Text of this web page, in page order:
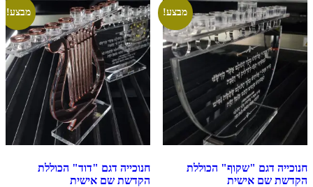
מבצע!
חנוכייה דגם "שקוף" הכוללת
הקדשת שם אישית
מבצע!
חנוכייה דגם "דוד" הכוללת
הקדשת שם אישית